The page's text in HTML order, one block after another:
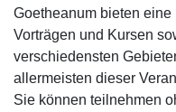
Goetheanum bieten
Vorträgen und Kursen
verschiedensten
allermeisten dieser
Sie können teilnehmen